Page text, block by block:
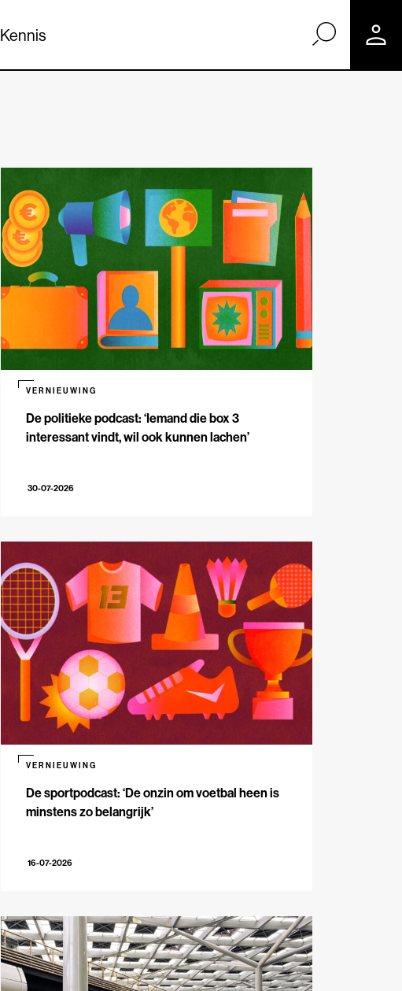
Kennis
De politieke podcast: ‘Iemand die box 3
interessant vindt, wil ook kunnen lachen’
VERNIEUWING
30-07-2026
De sportpodcast: ‘De onzin om voetbal heen is
minstens zo belangrijk’
VERNIEUWING
16-07-2026